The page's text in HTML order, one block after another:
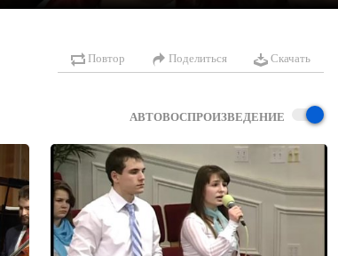
Повтор Поделиться Скачать
АВТОВОСПРОИЗВЕДЕНИЕ